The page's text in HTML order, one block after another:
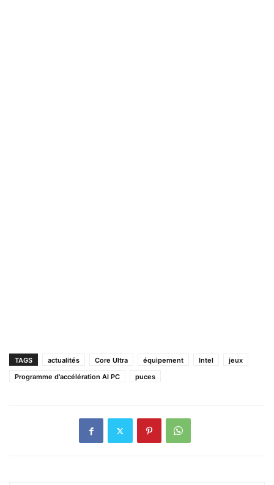
TAGS actualités Core Ultra équipement Intel
jeux
Programme d'accélération AI PC
puces